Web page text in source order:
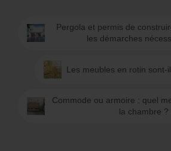
Pergola et permis de
les démarches
Les meubles en rotin sont-
Commode ou armoire : quel
la chambre ?